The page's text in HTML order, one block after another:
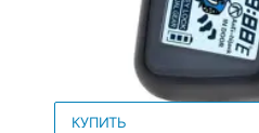
КУПИТЬ